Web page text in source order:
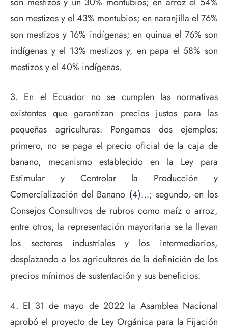
son mestizos y el 43% montubios; en naranjilla el 76%
son mestizos y 16% indígenas; en quinua el 76% son
indígenas y el 13% mestizos y, en papa el 58% son
mestizos y el 40% indígenas.
3. En el Ecuador no se cumplen las normativas
existentes que garantizan precios justos para las
pequeñas agriculturas. Pongamos dos ejemplos:
primero, no se paga el precio oficial de la caja de
banano, mecanismo establecido en la Ley para
Estimular y Controlar la Producción y
Comercialización del Banano (4)…; segundo, en los
Consejos Consultivos de rubros como maíz o arroz,
entre otros, la representación mayoritaria se la llevan
los sectores industriales y los intermediarios,
desplazando a los agricultores de la definición de los
precios mínimos de sustentación y sus beneficios.
4. El 31 de mayo de 2022 la Asamblea Nacional
aprobó el proyecto de Ley Orgánica para la Fijación